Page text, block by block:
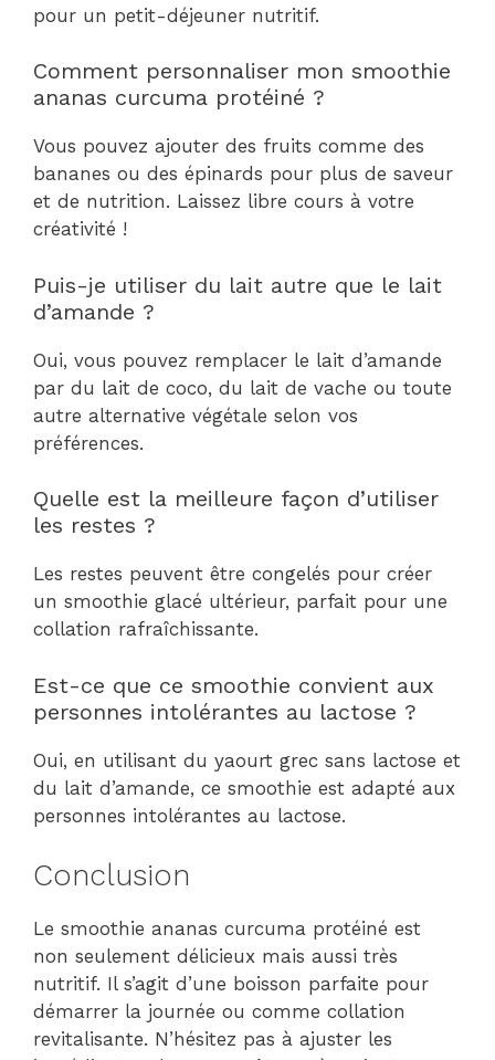
pour un petit-déjeuner nutritif.
Comment personnaliser mon smoothie
ananas curcuma protéiné ?
Vous pouvez ajouter des fruits comme des
bananes ou des épinards pour plus de saveur
et de nutrition. Laissez libre cours à votre
créativité !
Puis-je utiliser du lait autre que le lait
d’amande ?
Oui, vous pouvez remplacer le lait d’amande
par du lait de coco, du lait de vache ou toute
autre alternative végétale selon vos
préférences.
Quelle est la meilleure façon d’utiliser
les restes ?
Les restes peuvent être congelés pour créer
un smoothie glacé ultérieur, parfait pour une
collation rafraîchissante.
Est-ce que ce smoothie convient aux
personnes intolérantes au lactose ?
Oui, en utilisant du yaourt grec sans lactose et
du lait d’amande, ce smoothie est adapté aux
personnes intolérantes au lactose.
Conclusion
Le smoothie ananas curcuma protéiné est
non seulement délicieux mais aussi très
nutritif. Il s’agit d’une boisson parfaite pour
démarrer la journée ou comme collation
revitalisante. N’hésitez pas à ajuster les